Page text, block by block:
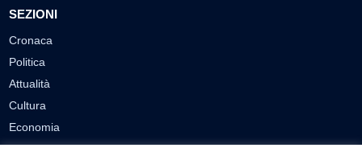
SEZIONI
Cronaca
Politica
Attualità
Cultura
Economia
Sport